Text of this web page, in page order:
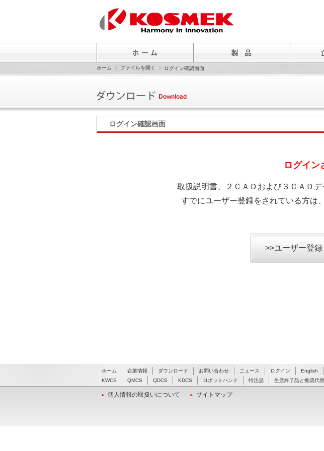
ホーム ファイルを開く ログイン確認画面
ログイン確認画面
ログイン
取扱説明書、２ＣＡＤおよび３ＣＡＤ
すでにユーザー登録をされている方は
>>ユーザー登
ホーム 企業情報 ダウンロード お問い合わせ ニュース ログイン English
KWCS
QMCS QDCS KDCS ロボットハンド 特注品 生産終了品と推奨代
個人情報の取扱いについて サイトマップ